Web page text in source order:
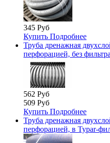
345 Руб
Купить Подробнее
Труба дренажная
перфорацией, без
562 Руб
509 Руб
Купить Подробнее
Труба дренажная
перфорацией, в Typar-